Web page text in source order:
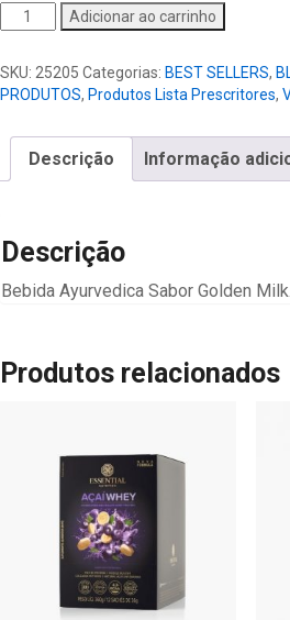
Golden
Lift
quantidade
Adicionar ao carrinho
SKU: 25205 Categorias: BEST SELLERS,
PRODUTOS, Produtos Lista Prescritores,
Descrição Informação
Descrição
Bebida Ayurvedica Sabor Golden Milk.
Produtos relacionados